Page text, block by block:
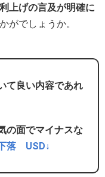
利上げの言及が明確に
がでしょうか。
て良い内容であれ
の面でマイナスな
落 USD↓